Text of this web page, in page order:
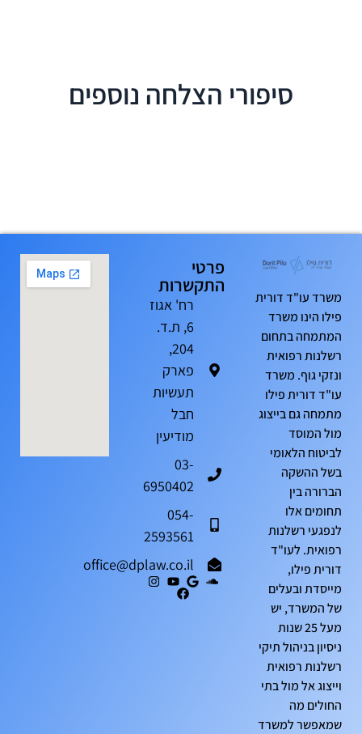
סיפורי הצלחה נוספים
משרד עו"ד דורית
פילו הינו משרד
המתמחה בתחום
רשלנות רפואית
ונזקי גוף. משרד
עו"ד דורית פילו
מתמחה גם בייצוג
מול המוסד
לביטוח הלאומי
בשל ההשקה
הברורה בין
תחומים אלו
לנפגעי רשלנות
רפואית. לעו"ד
דורית פילו,
מייסדת ובעלים
של המשרד, יש
מעל 25 שנות
ניסיון בניהול תיקי
רשלנות רפואית
וייצוג אל מול בתי
החולים מה
שמאפשר למשרד
פרטי
התקשרות
רח' אגוז
6, ת.ד.
204,
פארק
תעשיות
חבל
מודיעין
03-
6950402
054-
2593561
office@dplaw.co.il